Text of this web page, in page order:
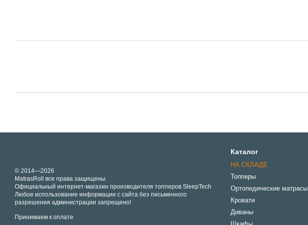
© 2014—2026
MatrasRoll все права защищены.
Официальный интернет-магазин производителя топперов SleepTech
Любое использование информации с сайта без письменного
разрешения администрации запрещено!
Принимаем к оплате
Каталог
НА СКЛАДЕ
Топперы
Ортопедические матрасы
Кровати
Диваны